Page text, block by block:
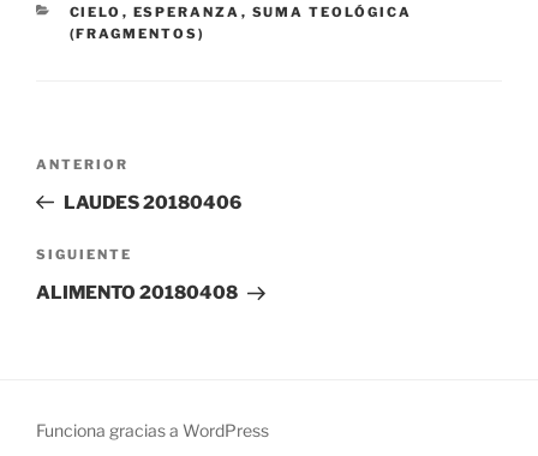
CATEGORÍAS
CIELO , ESPERANZA , SUMA TEOLÓGICA
(FRAGMENTOS)
entradas
Entrada
anterior:
ANTERIOR
LAUDES 20180406
Siguiente
entrada
SIGUIENTE
ALIMENTO 20180408
Funciona gracias a WordPress